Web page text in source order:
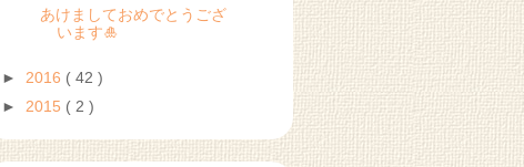
あけましておめでとうござ
います🎍
► 2016 ( 42 )
► 2015 ( 2 )